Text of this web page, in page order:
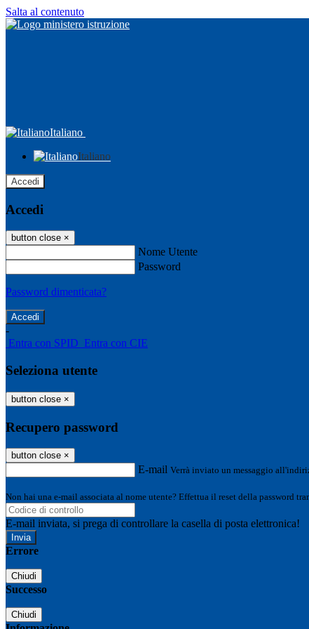
Salta al contenuto
Italiano
Italiano
Accedi
Accedi
button close ×
Nome Utente
Password
Password dimenticata?
-
Entra con SPID Entra con CIE
Seleziona utente
button close ×
Recupero password
button close ×
E-mail Verrà inviato un messaggio
Non hai una e-mail associata al nome utente? Effettua il reset della password
E-mail inviata, si prega di controllare la casella di posta elettronica!
Errore
Chiudi
Successo
Chiudi